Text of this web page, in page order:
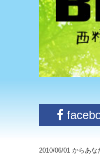
2010/06/01 からあな